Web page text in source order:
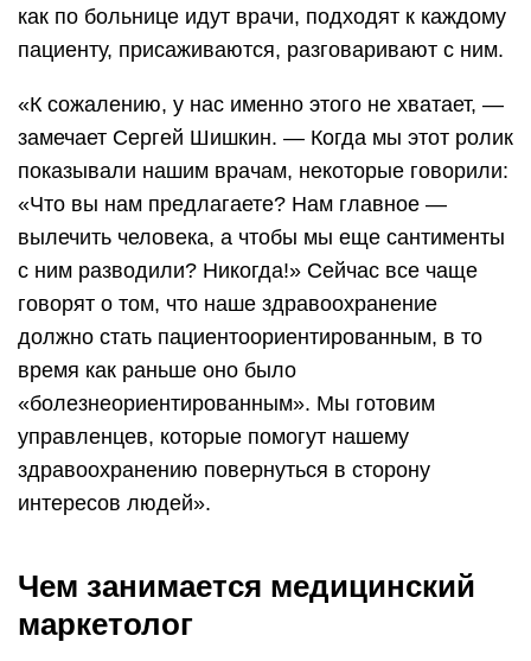
как по больнице идут врачи, подходят к каждому
пациенту, присаживаются, разговаривают с ним.
«К сожалению, у нас именно этого не хватает, —
замечает Сергей Шишкин. — Когда мы этот ролик
показывали нашим врачам, некоторые говорили:
«Что вы нам предлагаете? Нам главное —
вылечить человека, а чтобы мы еще сантименты
с ним разводили? Никогда!» Сейчас все чаще
говорят о том, что наше здравоохранение
должно стать пациентоориентированным, в то
время как раньше оно было
«болезнеориентированным». Мы готовим
управленцев, которые помогут нашему
здравоохранению повернуться в сторону
интересов людей».
Чем занимается медицинский
маркетолог